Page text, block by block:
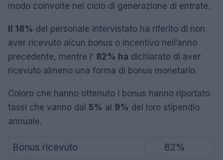
modo coinvolte nel ciclo di generazione di entrate.
Il 18% del personale intervistato ha riferito di non
aver ricevuto alcun bonus o incentivo nell’anno
precedente, mentre l’ 82% ha dichiarato di aver
ricevuto almeno una forma di bonus monetario.
Coloro che hanno ottenuto i bonus hanno riportato
tassi che vanno dal 5% al 9% del loro stipendio
annuale.
Bonus ricevuto 82%